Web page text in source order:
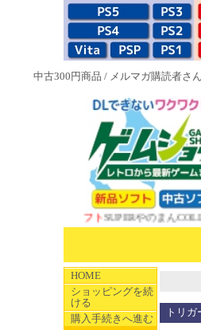
中古300円商品 / メルマガ購読者さ
SUPERやのまん
HOME
ショッピングを続
ける
購入手続きへ進む
トリ